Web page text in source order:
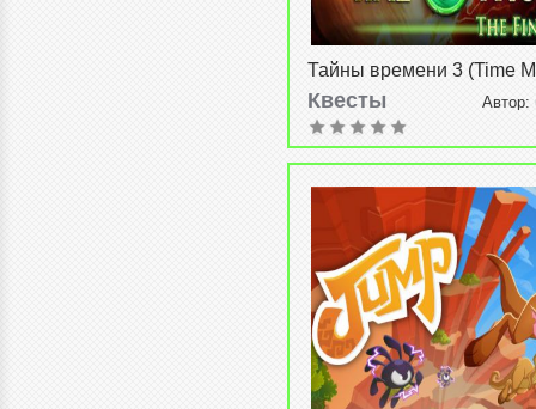
Тайны времени 3 (Time
v1.0
Квесты Автор:
08-2015, 22:15